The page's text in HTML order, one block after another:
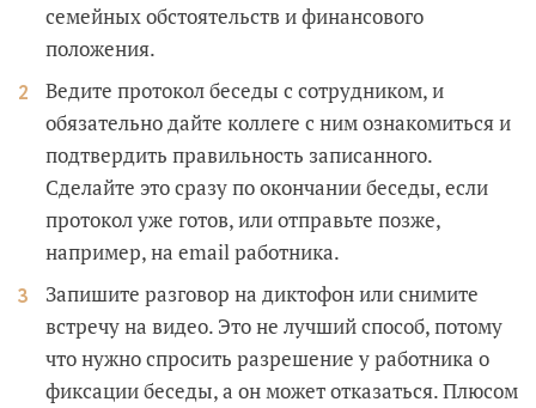
семейных обстоятельств и финансового
положения.
Ведите протокол беседы с сотрудником, и
обязательно дайте коллеге с ним ознакомиться и
подтвердить правильность записанного.
Сделайте это сразу по окончании беседы, если
протокол уже готов, или отправьте позже,
например, на email работника.
Запишите разговор на диктофон или снимите
встречу на видео. Это не лучший способ, потому
что нужно спросить разрешение у работника о
фиксации беседы, а он может отказаться. Плюсом